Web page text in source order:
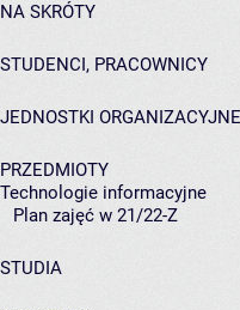
NA SKRÓTY
STUDENCI, PRACOWNICY
JEDNOSTKI ORGANIZACYJNE
PRZEDMIOTY
Technologie informacyjne
Plan zajęć w 21/22-Z
STUDIA